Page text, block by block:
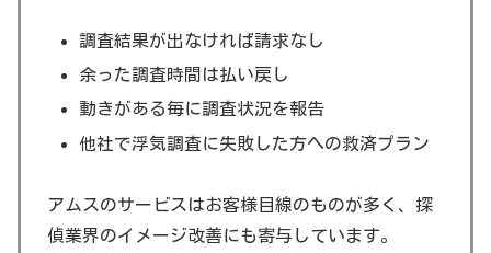
調査結果が出なければ請求なし
余った調査時間は払い戻し
動きがある毎に調査状況を報告
他社で浮気調査に失敗した方への救済プラン
アムスのサービスはお客様目線のものが多く、探
偵業界のイメージ改善にも寄与しています。